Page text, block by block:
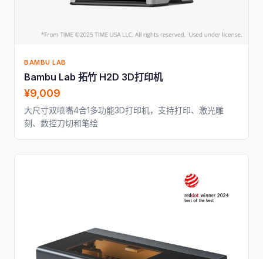
BAMBU LAB
Bambu Lab 拓竹 H2D 3D打印机
¥9,009
大尺寸双喷嘴4合1多功能3D打印机，支持打印、激光雕
刻、数控刀切和笔绘